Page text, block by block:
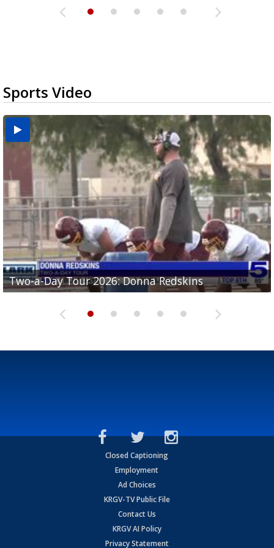
Sports Video
Two-a-Day Tour 2026: Donna Redskins
Two-a-Day Tour 2026: Brownsville Pace Vikings
Two-a-Day Tour 2026: La Joya Coyotes
Two-a-Day Tour 2026: Rio Hondo Bobcats
Two-a-Day Tour 2026: Brownsville St. Joseph
Bloodhounds
Closed Captioning
Employment
Ad Choices
KRGV-TV Public File
Contact Us
KRGV AI Policy
Privacy Statement